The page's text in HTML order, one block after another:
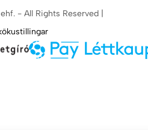
- All Rights Reserved |